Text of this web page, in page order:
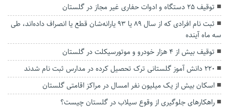
توقیف ۲۵ دستگاه و ادوات حفاری غیر مجاز در گلستان
ثبت نام افرادی که از سال ۸۹ یا ۹۳ یارانه‌شان قطع یا انصراف داده‌اند، طی
سه ماه آینده
توقیف بیش از ۴ هزار خودرو و موتورسیکلت در گلستان
۲۲۰ دانش آموز گلستانی ترک تحصیل کرده در مدارس ثبت نام شدند
اسکان بیش از یک میلیون نفر امسال در مراکز اقامتی گلستان
راهکارهای جلوگیری از وقوع سیلاب در گلستان چیست؟